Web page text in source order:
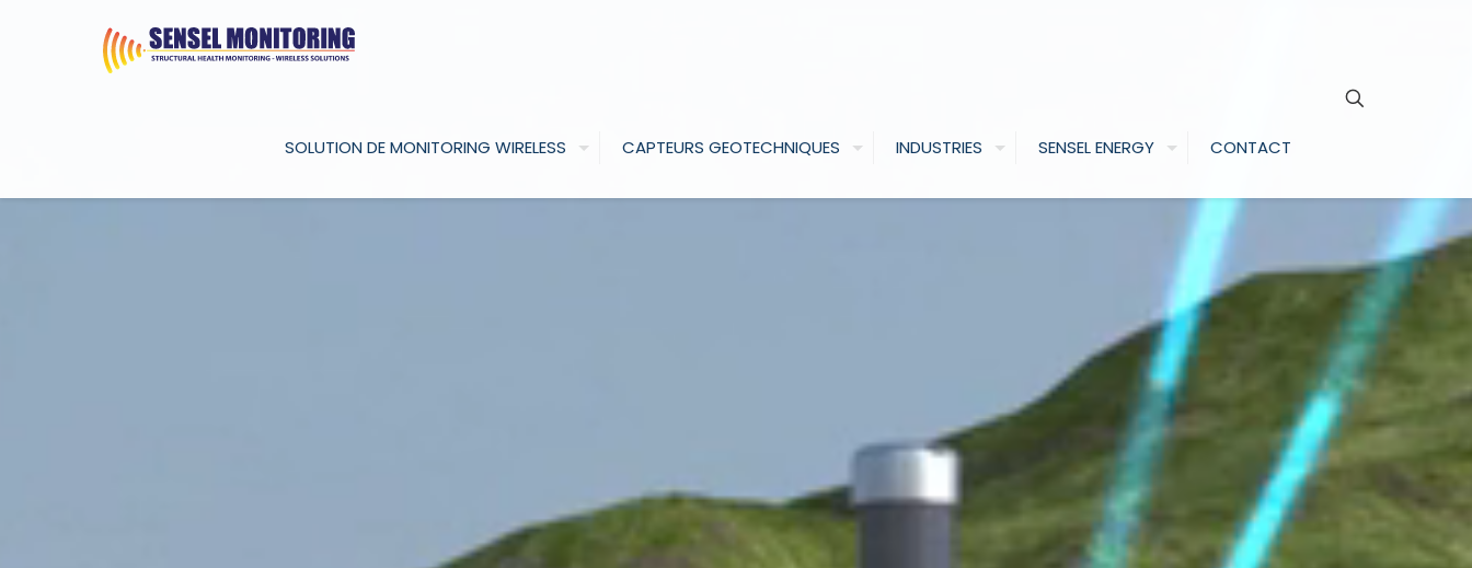
SOLUTION DE MONITORING WIRELESS CAPTEURS GEOTECHNIQUES INDUSTRIES SENSEL ENERGY CONTACT